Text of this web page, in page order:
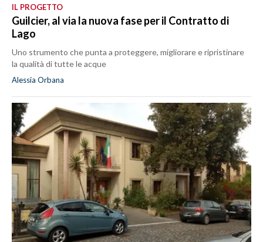
IL PROGETTO
Guilcier, al via la nuova fase per il Contratto di
Lago
Uno strumento che punta a proteggere, migliorare e ripristinare
la qualità di tutte le acque
Alessia Orbana